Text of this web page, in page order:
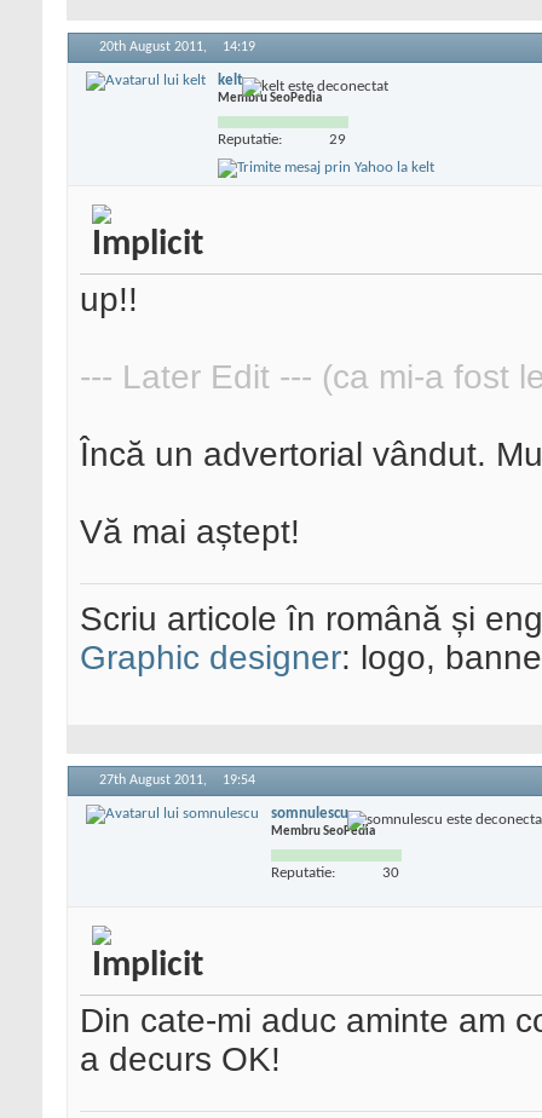
20th August 2011, 14:19
kelt
Membru SeoPedia
Reputatie: 29
up!!
--- Later Edit --- (ca mi-a fost
Încă un advertorial vândut.
Vă mai aștept!
Scriu articole în română și
Graphic designer: logo,
27th August 2011, 19:54
somnulescu
Membru SeoPedia
Reputatie: 30
Din cate-mi aduc aminte am
a decurs OK!